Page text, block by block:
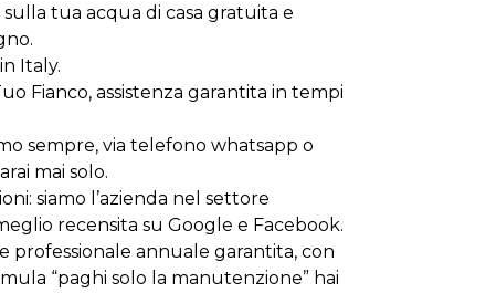
tua acqua di casa gratuita e
Italy.
Fianco, assistenza garantita in tempi
sempre, via telefono whatsapp o
mai solo.
siamo l’azienda nel settore
recensita su Google e Facebook.
professionale annuale garantita, con
“paghi solo la manutenzione” hai